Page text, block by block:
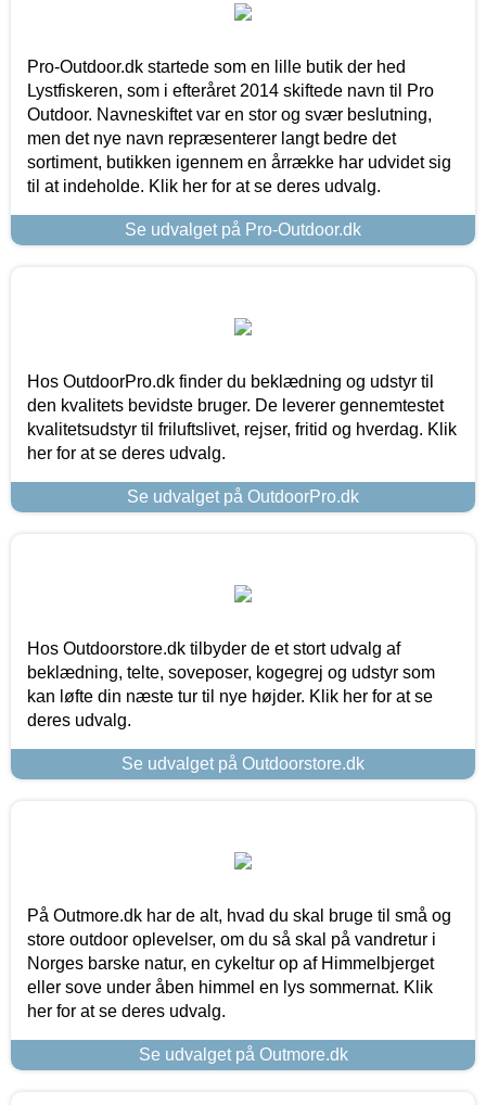
Pro-Outdoor.dk startede som en lille butik der hed
Lystfiskeren, som i efteråret 2014 skiftede navn til Pro
Outdoor. Navneskiftet var en stor og svær beslutning,
men det nye navn repræsenterer langt bedre det
sortiment, butikken igennem en årrække har udvidet sig
til at indeholde. Klik her for at se deres udvalg.
Se udvalget på Pro-Outdoor.dk
Hos OutdoorPro.dk finder du beklædning og udstyr til
den kvalitets bevidste bruger. De leverer gennemtestet
kvalitetsudstyr til friluftslivet, rejser, fritid og hverdag. Klik
her for at se deres udvalg.
Se udvalget på OutdoorPro.dk
Hos Outdoorstore.dk tilbyder de et stort udvalg af
beklædning, telte, soveposer, kogegrej og udstyr som
kan løfte din næste tur til nye højder. Klik her for at se
deres udvalg.
Se udvalget på Outdoorstore.dk
På Outmore.dk har de alt, hvad du skal bruge til små og
store outdoor oplevelser, om du så skal på vandretur i
Norges barske natur, en cykeltur op af Himmelbjerget
eller sove under åben himmel en lys sommernat. Klik
her for at se deres udvalg.
Se udvalget på Outmore.dk